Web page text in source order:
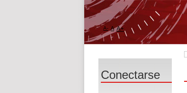
A- A A+
Conectarse